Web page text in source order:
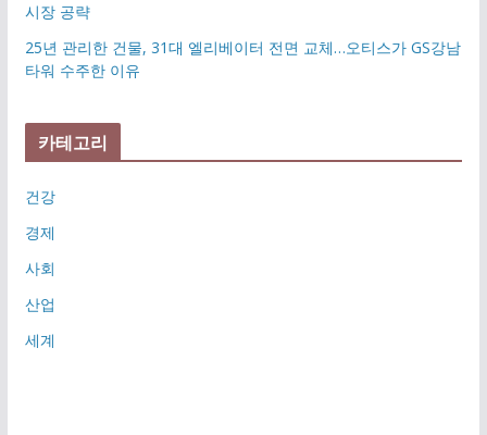
시장 공략
25년 관리한 건물, 31대 엘리베이터 전면 교체…오티스가 GS강남
타워 수주한 이유
카테고리
건강
경제
사회
산업
세계